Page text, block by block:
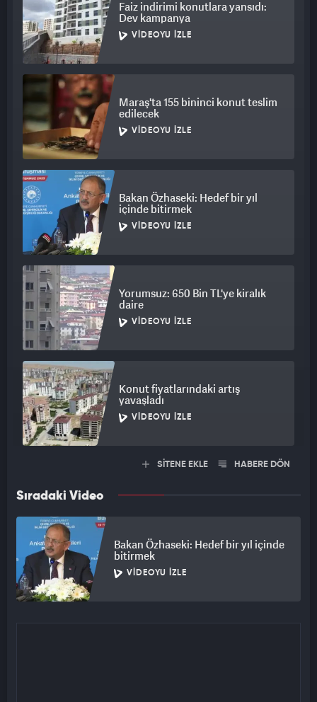
Faiz indirimi konutlara yansıdı:
Dev kampanya
VIDEOYU İZLE
Maraş'ta 155 bininci konut teslim
edilecek
VIDEOYU İZLE
Bakan Özhaseki: Hedef bir yıl
içinde bitirmek
VIDEOYU İZLE
Yorumsuz: 650 Bin TL'ye kiralık
daire
VIDEOYU İZLE
Konut fiyatlarındaki artış
yavaşladı
VIDEOYU İZLE
SİTENE EKLE HABERE DÖN
Sıradaki Video
Bakan Özhaseki: Hedef bir yıl içinde
bitirmek
VIDEOYU İZLE